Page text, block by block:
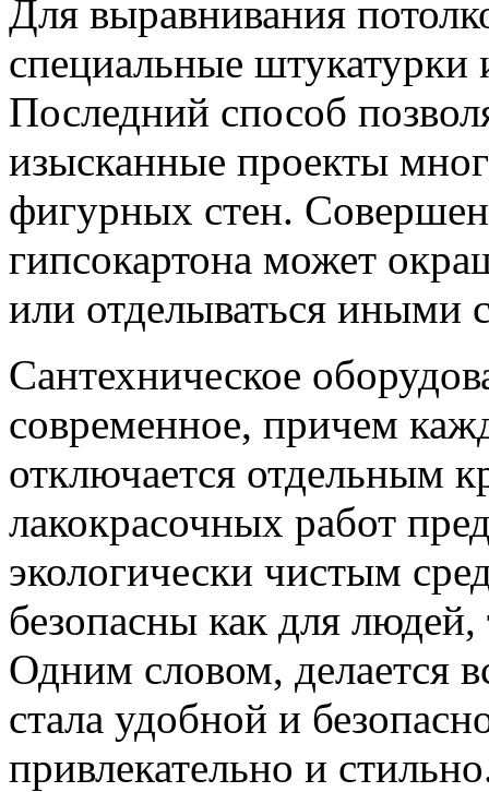
Для выравнивания
специальные
Последний способ
изысканные проекты
фигурных стен.
гипсокартона может
или отделываться иными
Сантехническое
современное, причем
отключается отдельным
лакокрасочных работ
экологически чистым
безопасны как для
Одним словом, делается
стала удобной и
привлекательно и